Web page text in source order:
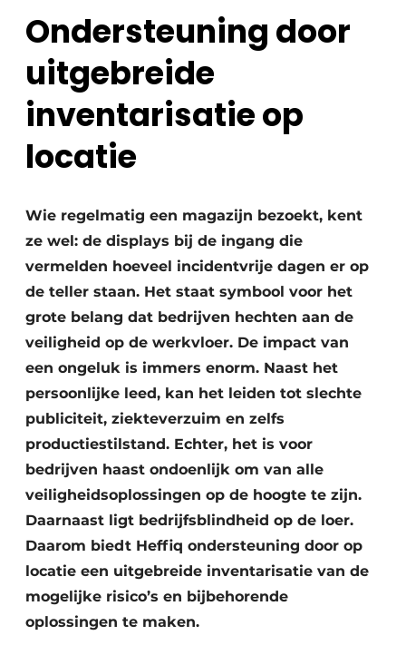
Ondersteuning door
uitgebreide
inventarisatie op
locatie
Wie regelmatig een magazijn bezoekt, kent
ze wel: de displays bij de ingang die
vermelden hoeveel incidentvrije dagen er op
de teller staan. Het staat symbool voor het
grote belang dat bedrijven hechten aan de
veiligheid op de werkvloer. De impact van
een ongeluk is immers enorm. Naast het
persoonlijke leed, kan het leiden tot slechte
publiciteit, ziekteverzuim en zelfs
productiestilstand. Echter, het is voor
bedrijven haast ondoenlijk om van alle
veiligheidsoplossingen op de hoogte te zijn.
Daarnaast ligt bedrijfsblindheid op de loer.
Daarom biedt Heffiq ondersteuning door op
locatie een uitgebreide inventarisatie van de
mogelijke risico’s en bijbehorende
oplossingen te maken.